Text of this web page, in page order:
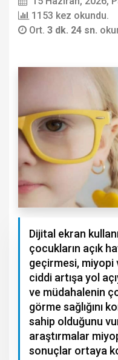
1153 kez okundu.
Ort. 3 dk. 24 sn.
Dijital ekran
çocukların açık
geçirmesi, miyopi
ciddi artışa yol
ve müdahalenin
görme sağlığını
sahip olduğunu
araştırmalar
sonuçlar ortaya